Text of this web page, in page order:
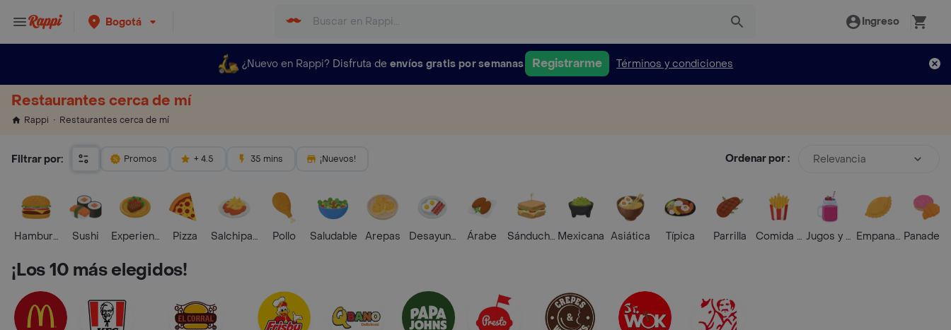
Bogotá Ingreso
¿Nuevo en Rappi? Disfruta de envíos gratis por semanas Registrarme Términos y condiciones
Restaurantes cerca de mí
Rappi Restaurantes cerca de mí
Filtrar por: Promos + 4.5 35 mins ¡Nuevos! Ordenar por : Relevancia
HamburguesaSushi Experiencias Foodies
Pizza Salchipapas Pollo Saludable Arepas Desayunos Árabe SánduchesMexicana Asiática Típica Parrilla Comida RápidaJugos y BatidosEmpanadasPanadería
¡Los 10 más elegidos!